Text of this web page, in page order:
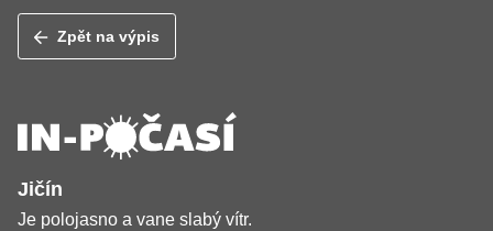
Zpět na výpis
Jičín
Je polojasno a vane slabý vítr.